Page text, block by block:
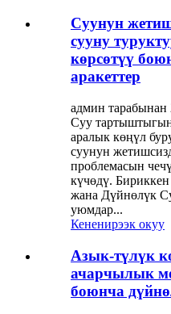
Суунун
сууну
көрсөтүү
аракеттер
админ тарабынан
Суу тартыштыгын
аралык көңүл
суунун
проблемасын
күчөдү.
жана Дүйнөлүк
уюмдар...
Кененирээк окуу
Азык-түлүк
ачарчылык
боюнча